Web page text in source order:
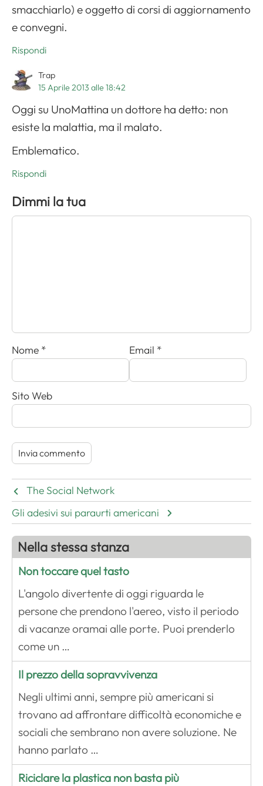
smacchiarlo) e oggetto di corsi di aggiornamento
e convegni.
Rispondi
Trap
15 Aprile 2013 alle 18:42
Oggi su UnoMattina un dottore ha detto: non
esiste la malattia, ma il malato.
Emblematico.
Rispondi
Dimmi la tua
Nome * Email *
Sito Web
The Social Network
Gli adesivi sui paraurti americani
Nella stessa stanza
Non toccare quel tasto
L'angolo divertente di oggi riguarda le
persone che prendono l'aereo, visto il periodo
di vacanze oramai alle porte. Puoi prenderlo
come un …
Il prezzo della sopravvivenza
Negli ultimi anni, sempre più americani si
trovano ad affrontare difficoltà economiche e
sociali che sembrano non avere soluzione. Ne
hanno parlato …
Riciclare la plastica non basta più